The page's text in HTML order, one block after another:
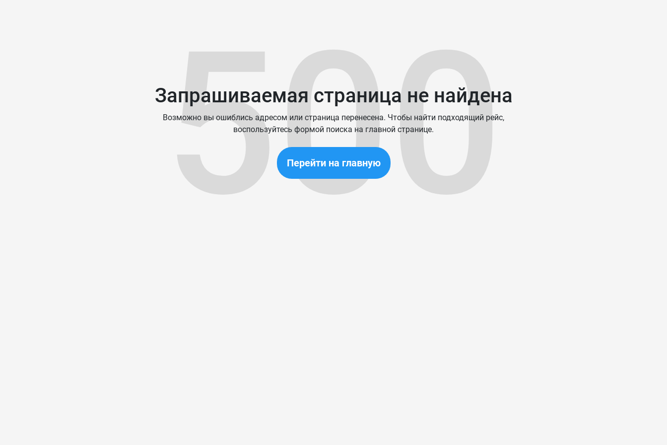
Запрашиваемая страница не найдена
Возможно вы ошиблись адресом или страница перенесена. Чтобы найти подходящий рейс,
воспользуйтесь формой поиска на главной странице.
Перейти на главную
500